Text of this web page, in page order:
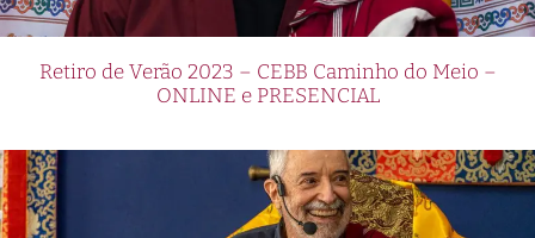
Retiro de Verão 2023 – CEBB Caminho do Meio –
ONLINE e PRESENCIAL